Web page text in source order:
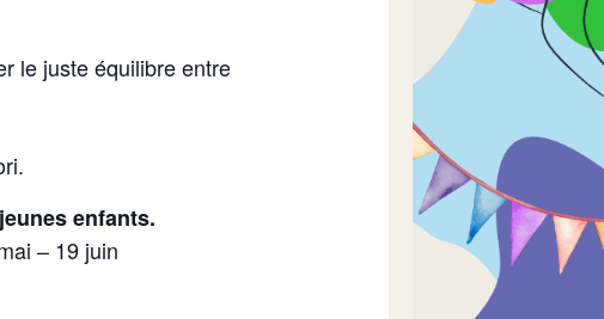
le juste équilibre entre
enfants.
– 19 juin